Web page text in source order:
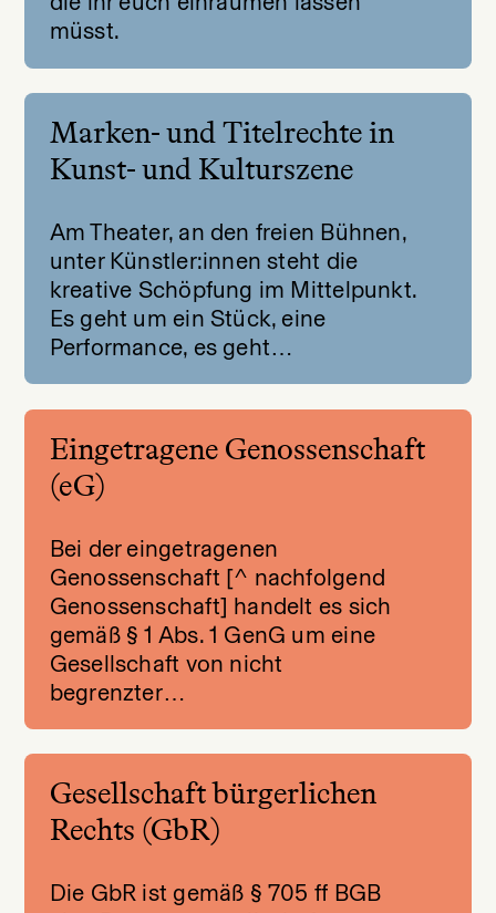
müsst.
Marken- und Titelrechte in
Kunst- und Kulturszene
Am Theater, an den freien Bühnen,
unter Künstler:innen steht die
kreative Schöpfung im Mittelpunkt.
Es geht um ein Stück, eine
Performance, es geht…
Eingetragene Genossenschaft
(eG)
Bei der eingetragenen
Genossenschaft [^ nachfolgend
Genossenschaft] handelt es sich
gemäß § 1 Abs. 1 GenG um eine
Gesellschaft von nicht
begrenzter…
Gesellschaft bürgerlichen
Rechts (GbR)
Die GbR ist gemäß § 705 ff BGB